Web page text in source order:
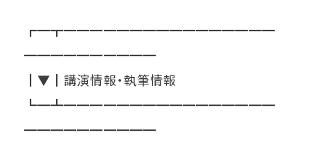
┏━┳━━━━━━━━━━━━━━━━
━━━━━━━━━━
┃▼┃講演情報・執筆情報
┗━┻━━━━━━━━━━━━━━━━
━━━━━━━━━━